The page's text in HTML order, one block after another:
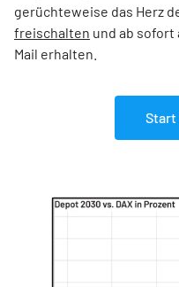
gerüchteweise das Herz
freischalten und ab sofort
Mail erhalten.
Start